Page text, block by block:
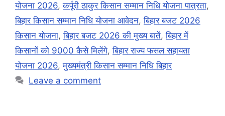
योजना 2026,कर्पूरी ठाकुर किसान सम्मान निधि योजना पात्रता,
बिहार किसान सम्मान निधि योजना आवेदन,बिहार बजट 2026
किसान योजना,बिहार बजट 2026 की मुख्य बातें,बिहार में
किसानों को 9000 कैसे मिलेंगे,बिहार राज्य फसल सहायता
योजना 2026,मुख्यमंत्री किसान सम्मान निधि बिहार
Leave a comment